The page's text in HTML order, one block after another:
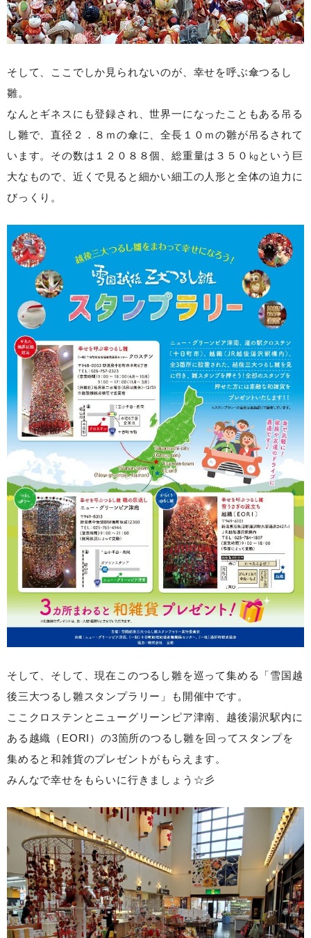
そして、ここでしか見られないのが、幸せを呼ぶ傘つるし
雛。
なんとギネスにも登録され、世界一になったこともある吊る
し雛で、直径２．８ｍの傘に、全長１０ｍの雛が吊るされて
います。その数は１２０８８個、総重量は３５０㎏という巨
大な もので、近くで見ると細かい細工の人形と全体の迫力に
びっくり。
そして、そして、現在このつるし雛を巡って集める「雪国越
後三大つるし雛スタンプラリー」も 開催中です。
ここクロステンとニューグリーンピア津南、越後湯沢駅内に
ある越織（EORI）の3箇所のつるし雛を回ってスタンプを
集めると和雑貨のプレゼントがもらえます。
みんなで幸せをもらいに行きましょう☆彡